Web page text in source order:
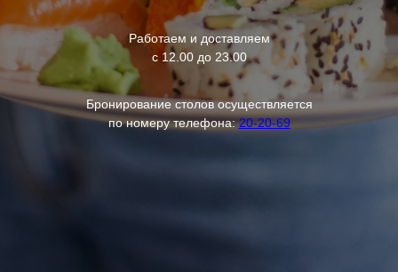
Работаем и доставляем
с 12.00 до 23.00
Бронирование столов осуществляется
по номеру телефона:20-20-69